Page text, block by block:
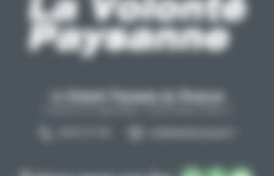
La Volonté Paysanne de l'Aveyron